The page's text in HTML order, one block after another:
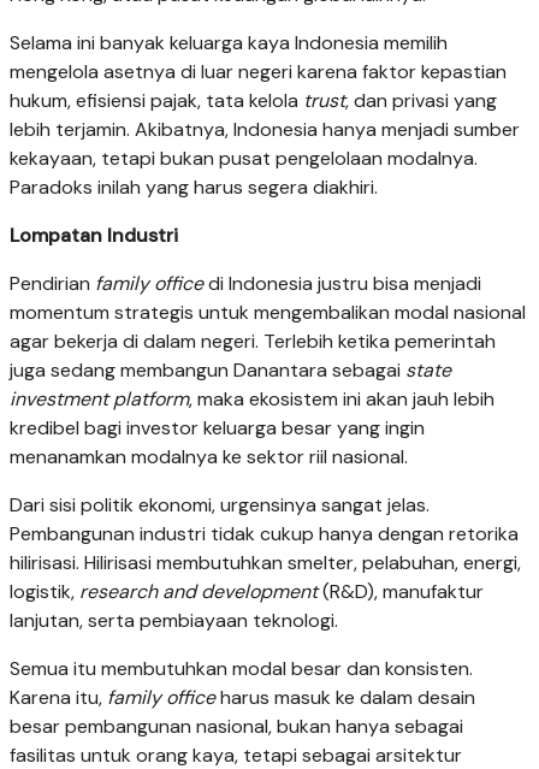
Selama ini banyak keluarga kaya Indonesia memilih
mengelola asetnya di luar negeri karena faktor kepastian
hukum, efisiensi pajak, tata kelola trust, dan privasi yang
lebih terjamin. Akibatnya, Indonesia hanya menjadi sumber
kekayaan, tetapi bukan pusat pengelolaan modalnya.
Paradoks inilah yang harus segera diakhiri.
Lompatan Industri
Pendirian family officedi Indonesia justru bisa menjadi
momentum strategis untuk mengembalikan modal nasional
agar bekerja di dalam negeri. Terlebih ketika pemerintah
juga sedang membangun Danantara sebagai state
investment platform, maka ekosistem ini akan jauh lebih
kredibel bagi investor keluarga besar yang ingin
menanamkan modalnya ke sektor riil nasional.
Dari sisi politik ekonomi, urgensinya sangat jelas.
Pembangunan industri tidak cukup hanya dengan retorika
hilirisasi. Hilirisasi membutuhkan smelter, pelabuhan, energi,
logistik, research and development(R&D), manufaktur
lanjutan, serta pembiayaan teknologi.
Semua itu membutuhkan modal besar dan konsisten.
Karena itu, family officeharus masuk ke dalam desain
besar pembangunan nasional, bukan hanya sebagai
fasilitas untuk orang kaya, tetapi sebagai arsitektur